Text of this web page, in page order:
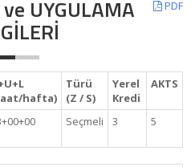
PDF
UYGULAMA
hafta)
Türü
(Z / S)
Yerel
Kredi
AKTS
Seçmeli 3 5